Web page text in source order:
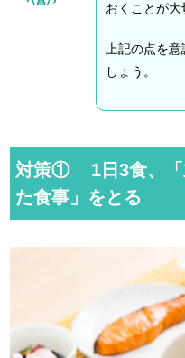
おくことが大
上記の点を意
しょう。
対策① 1 日3食、
た食事」をとる